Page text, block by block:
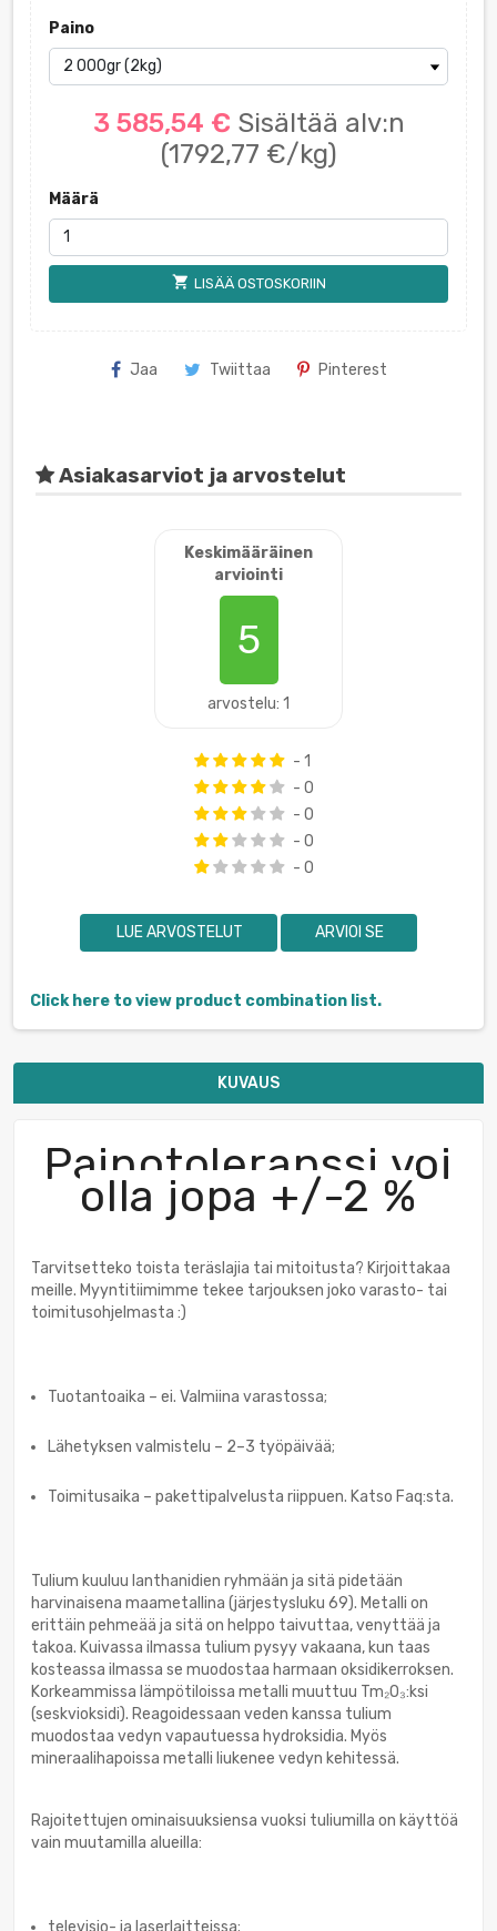
Paino
3 585,54 € Sisältää alv:n
(1792,77 €/kg)
Määrä
shopping_cart LISÄÄ OSTOSKORIIN
Jaa Twiittaa Pinterest
Asiakasarviot ja arvostelut
Keskimääräinen
arviointi
5
arvostelu: 1
- 1
- 0
- 0
- 0
- 0
LUE ARVOSTELUT ARVIOI SE
Click here to view product combination list.
KUVAUS
Painotoleranssi voi
olla jopa +/-2 %
Tarvitsetteko toista teräslajia tai mitoitusta? Kirjoittakaa
meille. Myyntitiimimme tekee tarjouksen joko varasto- tai
toimitusohjelmasta :)
Tuotantoaika – ei. Valmiina varastossa;
Lähetyksen valmistelu – 2–3 työpäivää;
Toimitusaika – pakettipalvelusta riippuen. Katso Faq:sta.
Tulium kuuluu lanthanidien ryhmään ja sitä pidetään
harvinaisena maametallina (järjestysluku 69). Metalli on
erittäin pehmeää ja sitä on helppo taivuttaa, venyttää ja
takoa. Kuivassa ilmassa tulium pysyy vakaana, kun taas
kosteassa ilmassa se muodostaa harmaan oksidikerroksen.
Korkeammissa lämpötiloissa metalli muuttuu Tm₂O₃:ksi
(seskvioksidi). Reagoidessaan veden kanssa tulium
muodostaa vedyn vapautuessa hydroksidia. Myös
mineraalihapoissa metalli liukenee vedyn kehitessä.
Rajoitettujen ominaisuuksiensa vuoksi tuliumilla on käyttöä
vain muutamilla alueilla:
televisio- ja laserlaitteissa;